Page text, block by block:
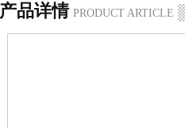
产品详情 PRODUCT ARTICLE